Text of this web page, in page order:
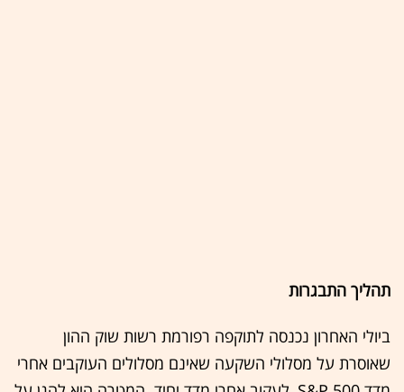
תהליך התבגרות
ביולי האחרון נכנסה לתוקפה רפורמת רשות שוק ההון
שאוסרת על מסלולי השקעה שאינם מסלולים העוקבים אחרי